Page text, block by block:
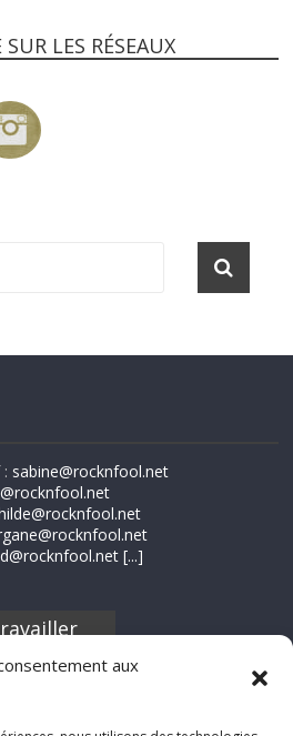
aux
LES RÉSEAUX
sabine@rocknfool.net
[...]
souhaites